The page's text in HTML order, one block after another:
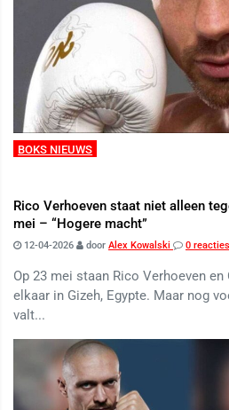
BOKS NIEUWS
Rico Verhoeven staat niet alleen
mei – “Hogere macht”
12-04-2026 door Alex Kowalski 0 reacties
Op 23 mei staan Rico Verhoeven
elkaar in Gizeh, Egypte. Maar nog
valt...